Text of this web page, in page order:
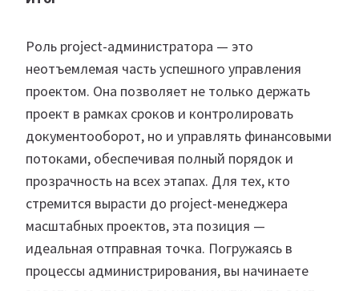
Роль project-администратора — это
неотъемлемая часть успешного управления
проектом. Она позволяет не только держать
проект в рамках сроков и контролировать
документооборот, но и управлять финансовыми
потоками, обеспечивая полный порядок и
прозрачность на всех этапах. Для тех, кто
стремится вырасти до project-менеджера
масштабных проектов, эта позиция —
идеальная отправная точка. Погружаясь в
процессы администрирования, вы начинаете